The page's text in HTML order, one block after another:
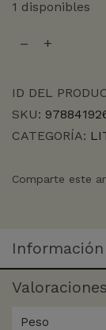
1 disponibles
DE
LOS
cantidad
ID DEL
SKU:
CATEGORÍA:
Comparte este
Peso